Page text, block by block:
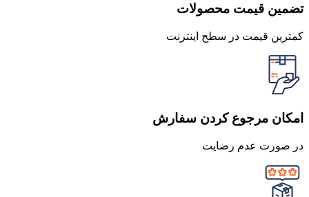
تضمین قیمت محصولات
کمترین قیمت در سطح اینترنت
امکان مرجوع کردن سفارش
در صورت عدم رضایت